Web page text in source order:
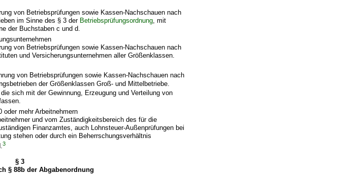
von Betriebsprüfungen sowie Kassen-Nachschauen nach
im Sinne des § 3 der Betriebsprüfungsordnung, mit
der Buchstaben c und d.
von Betriebsprüfungen sowie Kassen-Nachschauen nach
und Versicherungsunternehmen aller Größenklassen.
von Betriebsprüfungen sowie Kassen-Nachschauen nach
der Größenklassen Groß- und Mittelbetriebe.
sich mit der Gewinnung, Erzeugung und Verteilung von
oder mehr Arbeitnehmern
und vom Zuständigkeitsbereich des für die
Finanzamtes, auch Lohnsteuer-Außenprüfungen bei
stehen oder durch ein Beherrschungsverhältnis
3
§ 3
§ 88b der Abgabenordnung